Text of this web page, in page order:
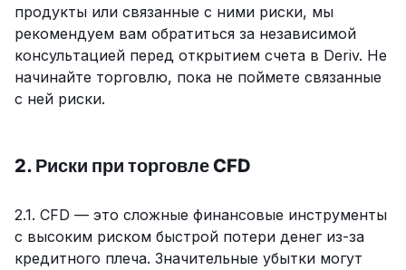
продукты или связанные с ними риски, мы
рекомендуем вам обратиться за независимой
консультацией перед открытием счета в Deriv. Не
начинайте торговлю, пока не поймете связанные
с ней риски.
2. Риски при торговле CFD
2.1. CFD — это сложные финансовые инструменты
с высоким риском быстрой потери денег из-за
кредитного плеча. Значительные убытки могут